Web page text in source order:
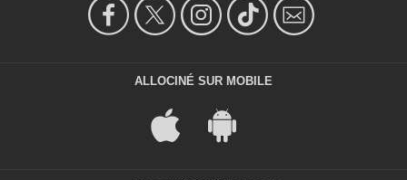
ALLOCINÉ SUR MOBILE